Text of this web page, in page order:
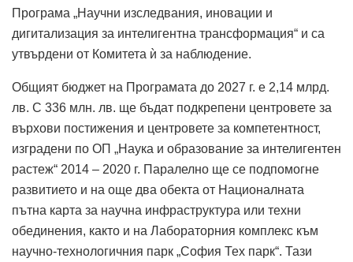
Програма „Научни изследвания, иновации и
дигитализация за интелигентна трансформация“ и са
утвърдени от Комитета ѝ за наблюдение.
Общият бюджет на Програмата до 2027 г. е 2,14 млрд.
лв. С 336 млн. лв. ще бъдат подкрепени центровете за
върхови постижения и центровете за компетентност,
изградени по ОП „Наука и образование за интелигентен
растеж“ 2014 – 2020 г. Паралелно ще се подпомогне
развитието и на още два обекта от Националната
пътна карта за научна инфраструктура или техни
обединения, както и на Лабораторния комплекс към
научно-технологичния парк „София Тех парк“. Тази